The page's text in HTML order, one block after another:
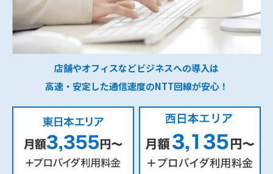
店舗やオフィスなどビジネスへの導入は
高速・安定した通信速度のNTT回線が安心！